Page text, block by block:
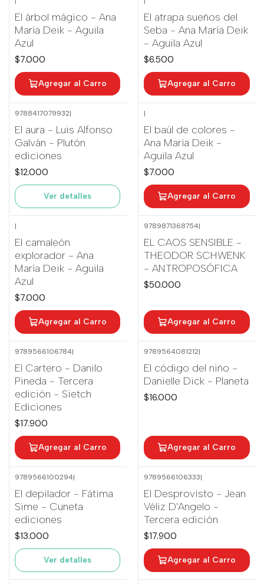
El árbol mágico - Ana
María Deik - Aguila
Azul
$7.000
Agregar al Carro
El atrapa sueños del
Seba - Ana María Deik
- Aguila Azul
$6.500
Agregar al Carro
9788417079932|
El aura - Luis Alfonso
Galván - Plutón
ediciones
$12.000
Ver detalles
|
El baúl de colores -
Ana María Deik -
Aguila Azul
$7.000
Agregar al Carro
|
El camaleón
explorador - Ana
María Deik - Aguila
Azul
$7.000
Agregar al Carro
9789871368754|
EL CAOS SENSIBLE -
THEODOR SCHWENK
- ANTROPOSÓFICA
$50.000
Agregar al Carro
9789566106784|
El Cartero - Danilo
Pineda - Tercera
edición - Sietch
Ediciones
$17.900
Agregar al Carro
9789564081212|
El código del niño -
Danielle Dick - Planeta
$16.000
Agregar al Carro
9789566100294|
El depilador - Fátima
Sime - Cuneta
ediciones
$13.000
Ver detalles
9789566106333|
El Desprovisto - Jean
Véliz D'Angelo -
Tercera edición
$17.900
Agregar al Carro